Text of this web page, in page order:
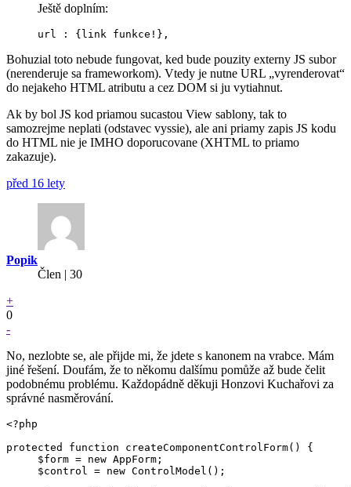
Ještě doplním:
Bohuzial toto nebude fungovat, ked bude pouzity externy JS subor
(nerenderuje sa frameworkom). Vtedy je nutne URL „vyrenderovat“
do nejakeho HTML atributu a cez DOM si ju vytiahnut.
Ak by bol JS kod priamou sucastou View sablony, tak to
samozrejme neplati (odstavec vyssie), ale ani priamy zapis JS kodu
do HTML nie je IMHO doporucovane (XHTML to priamo
zakazuje).
před 16 lety
Popik
Člen | 30
+
0
-
No, nezlobte se, ale přijde mi, že jdete s kanonem na vrabce. Mám
jiné řešení. Doufám, že to někomu dalšímu pomůže až bude čelit
podobnému problému. Každopádně děkuji Honzovi Kuchařovi za
správné nasměrování.
<?php
protected function createComponentControlForm() {
     $form = new AppForm;
     $control = new ControlModel();